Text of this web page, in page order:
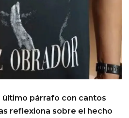
párrafo con cantos
reflexiona sobre el hecho